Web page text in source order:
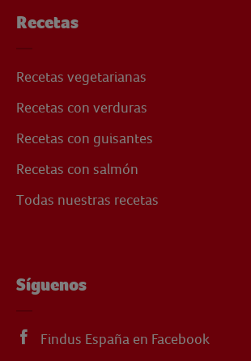
Recetas
Recetas vegetarianas
Recetas con verduras
Recetas con guisantes
Recetas con salmón
Todas nuestras recetas
Síguenos
Findus España en Facebook